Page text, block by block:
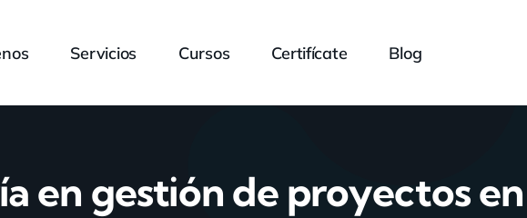
Servicios Cursos Certifícate Blog
en gestión de proyectos en